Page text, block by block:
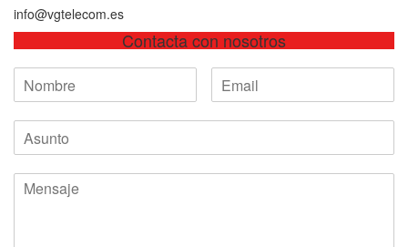
info@vgtelecom.es
Contacta con nosotros